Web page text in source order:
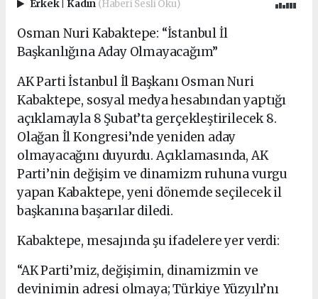
Erkek Kadın (Haberi Sesli Oku)
Osman Nuri Kabaktepe: “İstanbul İl
Başkanlığına Aday Olmayacağım”
AK Parti İstanbul İl Başkanı Osman Nuri
Kabaktepe, sosyal medya hesabından yaptığı
açıklamayla 8 Şubat’ta gerçekleştirilecek 8.
Olağan İl Kongresi’nde yeniden aday
olmayacağını duyurdu. Açıklamasında, AK
Parti’nin değişim ve dinamizm ruhuna vurgu
yapan Kabaktepe, yeni dönemde seçilecek il
başkanına başarılar diledi.
Kabaktepe, mesajında şu ifadelere yer verdi:
“AK Parti’miz, değişimin, dinamizmin ve
devinimin adresi olmaya; Türkiye Yüzyılı’nı